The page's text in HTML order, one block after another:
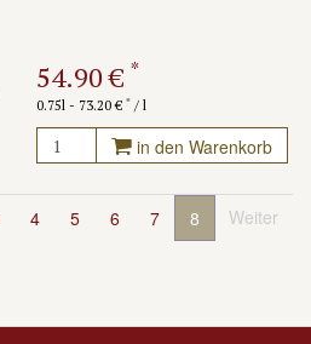
54.90 € *
0.75l - 73.20 € */ l
in den Warenkorb
4 5 6 7 8 Weiter